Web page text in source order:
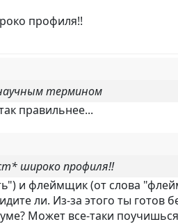
профиля!!
термином
правильнее...
широко профиля!!
и флеймщик (от слова
ли. Из-за этого ты готов
Может все-таки